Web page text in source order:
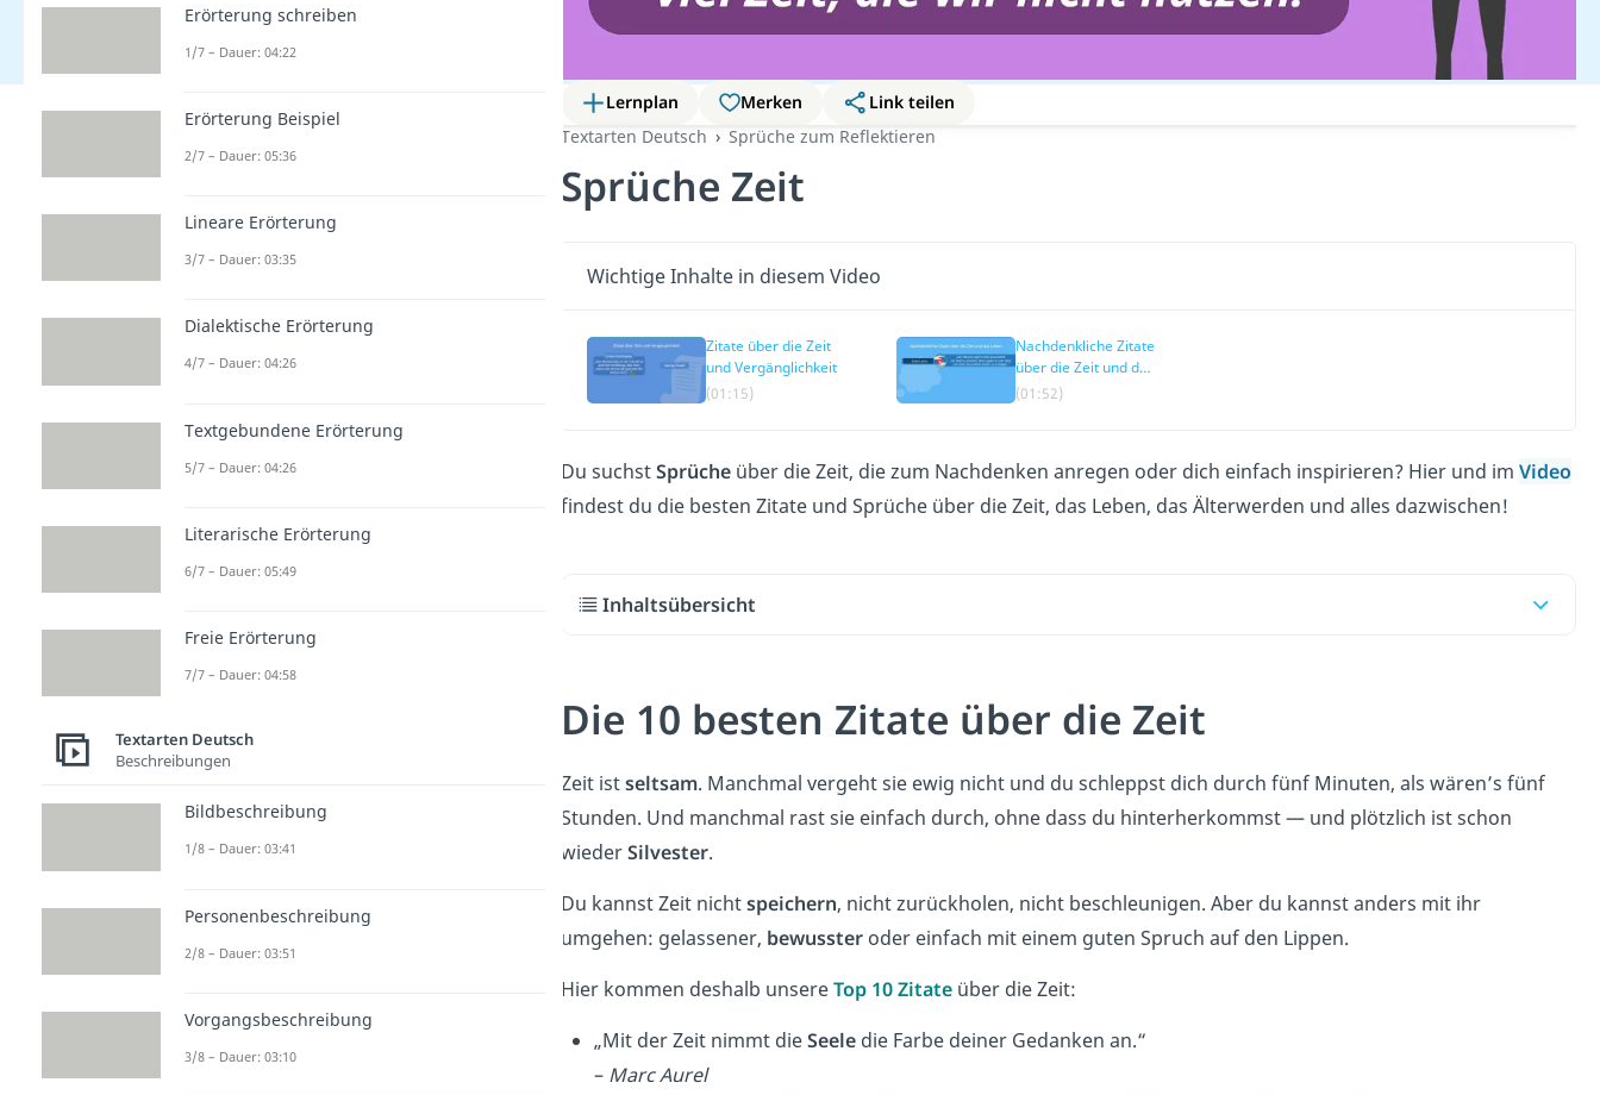
Lernplan Merken
Link teilen
Textarten Deutsch
Sprüche zum Reflektieren
Sprüche Zeit
Wichtige Inhalte in diesem Video
Zitate über die Zeit
und Vergänglichkeit
(01:15)
Nachdenkliche Zitate
über die Zeit und das
Leben
(01:52)
Du suchstSprücheüber die Zeit, die zum Nachdenken anregen oder dich einfach inspirieren? Hier und im Video
findest du die besten Zitate und Sprüche über die Zeit, das Leben, das Älterwerden und alles dazwischen!
Inhaltsübersicht
Die 10 besten Zitate über die Zeit
Zeit istseltsam. Manchmal vergeht sie ewig nicht und du schleppst dich durch fünf Minuten, als wären’s fünf
Stunden. Und manchmal rast sie einfach durch, ohne dass du hinterherkommst — und plötzlich ist schon
wiederSilvester.
Du kannst Zeit nichtspeichern, nicht zurückholen, nicht beschleunigen. Aber du kannst anders mit ihr
umgehen: gelassener, bewussteroder einfach mit einem guten Spruch auf den Lippen.
Hier kommen deshalb unsereTop 10 Zitateüber die Zeit:
„Mit der Zeit nimmt dieSeeledie Farbe deiner Gedanken an.“
– Marc Aurel
Erörterung schreiben
1/7 – Dauer: 04:22
Erörterung Beispiel
2/7 – Dauer: 05:36
Lineare Erörterung
3/7 – Dauer: 03:35
Dialektische Erörterung
4/7 – Dauer: 04:26
Textgebundene Erörterung
5/7 – Dauer: 04:26
Literarische Erörterung
6/7 – Dauer: 05:49
Freie Erörterung
7/7 – Dauer: 04:58
Textarten Deutsch
Beschreibungen
Bildbeschreibung
1/8 – Dauer: 03:41
Personenbeschreibung
2/8 – Dauer: 03:51
Vorgangsbeschreibung
3/8 – Dauer: 03:10